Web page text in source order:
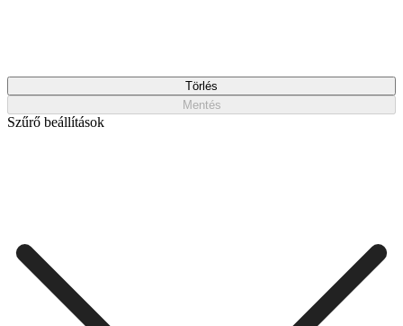
Törlés
Mentés
Szűrő beállítások